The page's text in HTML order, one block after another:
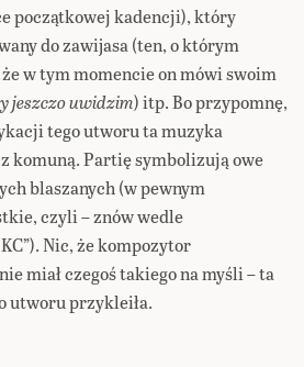
początkowej kadencji), który
do zawijasa (ten, o którym
w tym momencie on mówi swoim
jeszczo uwidzim) itp. Bo przypomnę,
tego utworu ta muzyka
komuną. Partię symbolizują owe
blaszanych (w pewnym
czyli – znów wedle
Nic, że kompozytor
miał czegoś takiego na myśli – ta
utworu przykleiła.